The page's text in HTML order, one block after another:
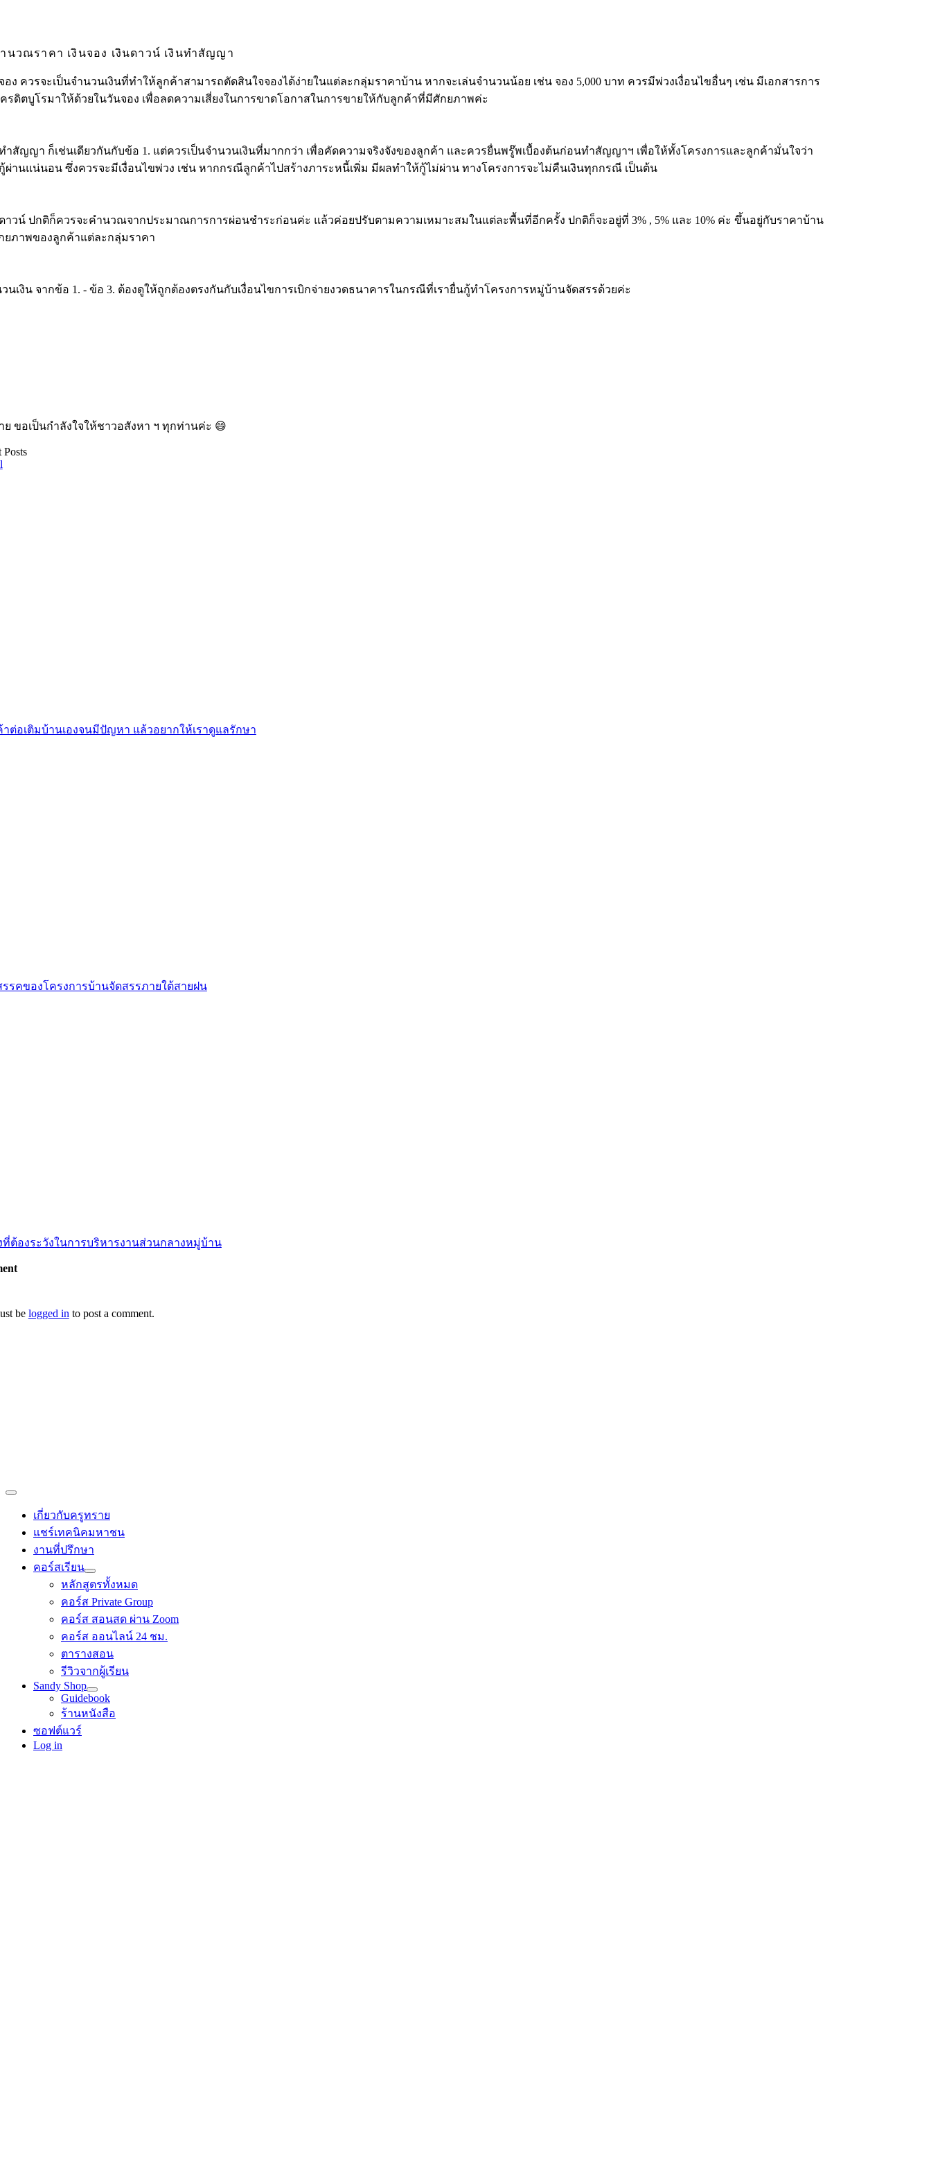
Toggle
Navigation
เกี่ยวกับครูทราย
แชร์เทคนิคมหาชน
งานที่ปรึกษา
คอร์สเรียน
หลักสูตรทั้งหมด
คอร์ส Private Group
คอร์ส สอนสด ผ่าน Zoom
คอร์ส ออนไลน์ 24 ชม.
ตารางสอน
รีวิวจากผู้เรียน
Sandy Shop
Guidebook
ร้านหนังสือ
ซอฟต์แวร์
Log in
นวณราคา เงินจอง เงินดาวน์ เงินทำสัญญา
จอง ควรจะเป็นจำนวนเงินที่ทำให้ลูกค้าสามารถตัดสินใจจองได้ง่ายในแต่ละกลุ่มราคาบ้าน หากจะเล่นจำนวนน้อย เช่น จอง 5,000 บาท ควรมีพ่วงเงื่อนไขอื่นๆ เช่น มีเอกสารการ
ครดิตบูโรมาให้ด้วยในวันจอง เพื่อลดความเสี่ยงในการขาดโอกาสในการขายให้กับลูกค้าที่มีศักยภาพค่ะ
ทำสัญญา ก็เช่นเดียวกันกับข้อ 1. แต่ควรเป็นจำนวนเงินที่มากกว่า เพื่อคัดความจริงจังของลูกค้า และควรยื่นพรู๊พเบื้องต้นก่อนทำสัญญาฯ เพื่อให้ทั้งโครงการและลูกค้ามั่นใจว่า
ผ่านแน่นอน ซึ่งควรจะมีเงื่อนไขพ่วง เช่น หากกรณีลูกค้าไปสร้างภาระหนี้เพิ่ม มีผลทำให้กู้ไม่ผ่าน ทางโครงการจะไม่คืนเงินทุกกรณี เป็นต้น
ดาวน์​ ปกติก็ควรจะคำนวณจากประมาณการการผ่อนชำระก่อนค่ะ แล้วค่อยปรับตามความเหมาะสม​ในแต่ละพื้นที่อีกครั้ง ปกติก็จะอยู่ที่ 3% , 5% และ 10% ค่ะ ขึ้นอยู่กับราคาบ้าน
ยภาพของลูกค้าแต่ละกลุ่มราคา
วนเงิน จากข้อ 1. -​ ข้อ 3. ต้องดูให้ถูกต้องตรงกันกับเงื่อนไขการเบิกจ่ายงวดธนาคารในกรณีที่เรายื่นกู้ทำโครงการหมู่บ้านจัดสรรด้วยค่ะ
ย ขอเป็นกำลังใจให้ชาวอสังหา ฯ ทุกท่านค่ะ 😄
Posts
ต่อเติมบ้านเองจนมีปัญหา แล้วอยากให้เราดูแลรักษา
รคของโครงการบ้านจัดสรรภายใต้สายฝน
ที่ต้องระวังในการบริหารงานส่วนกลางหมู่บ้าน
be logged in to post a comment.